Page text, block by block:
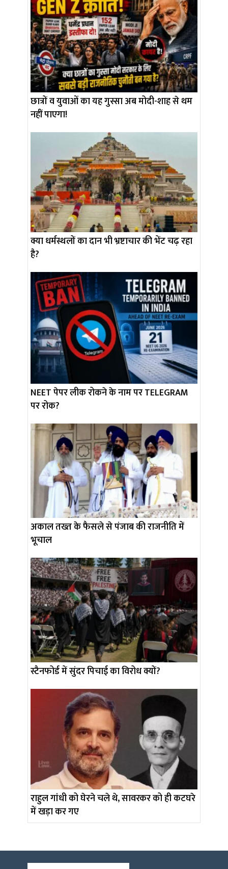
छात्रों व युवाओं का यह गुस्सा अब मोदी-शाह से थम
नहीं पाएगा!
क्या धर्मस्थलों का दान भी भ्रष्टाचार की भेंट चढ़ रहा
है?
NEET पेपर लीक रोकने के नाम पर TELEGRAM
पर रोक?
अकाल तख्त के फैसले से पंजाब की राजनीति में
भूचाल
स्टैनफोर्ड में सुंदर पिचाई का विरोध क्यों?
राहुल गांधी को घेरने चले थे, सावरकर को ही कटघरे
में खड़ा कर गए